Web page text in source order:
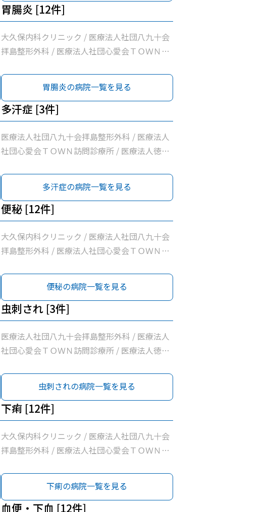
島市医師会診療所 / 昭島内科クリニック / 医療
法人社団玲世会いろは診療所 / 桂川内科医院 /
熊川病院
胃腸炎 [12件]
大久保内科クリニック / 医療法人社団八九十会
拝島整形外科 / 医療法人社団心愛会ＴＯＷＮ訪
東京石心会昭島腎クリニック / 医療法人徳洲会
東京西徳洲会病院 / 名取医院 / 公益社団法人昭
島市医師会診療所 / 昭島内科クリニック / 医療
法人社団玲世会いろは診療所 / 桂川内科医院 /
熊川病院
胃腸炎の病院一覧を見る
多汗症 [3件]
医療法人社団八九十会拝島整形外科 / 医療法人
社団心愛会ＴＯＷＮ訪問診療所 / 医療法人徳洲
多汗症の病院一覧を見る
便秘 [12件]
大久保内科クリニック / 医療法人社団八九十会
拝島整形外科 / 医療法人社団心愛会ＴＯＷＮ訪
東京石心会昭島腎クリニック / 医療法人徳洲会
東京西徳洲会病院 / 名取医院 / 公益社団法人昭
島市医師会診療所 / 昭島内科クリニック / 医療
法人社団玲世会いろは診療所 / 桂川内科医院 /
熊川病院
便秘の病院一覧を見る
虫刺され [3件]
医療法人社団八九十会拝島整形外科 / 医療法人
社団心愛会ＴＯＷＮ訪問診療所 / 医療法人徳洲
虫刺されの病院一覧を見る
下痢 [12件]
大久保内科クリニック / 医療法人社団八九十会
拝島整形外科 / 医療法人社団心愛会ＴＯＷＮ訪
東京石心会昭島腎クリニック / 医療法人徳洲会
東京西徳洲会病院 / 名取医院 / 公益社団法人昭
島市医師会診療所 / 昭島内科クリニック / 医療
下痢の病院一覧を見る
血便・下血 [12件]